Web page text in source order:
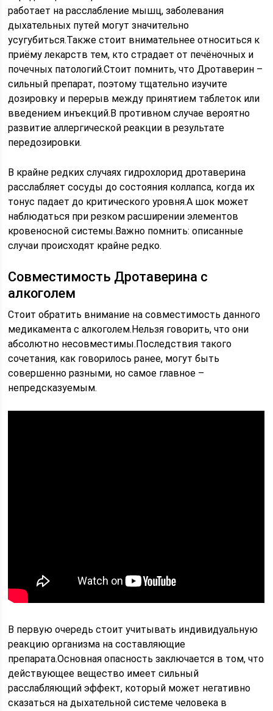
работает на расслабление мышц, заболевания
дыхательных путей могут значительно
усугубиться.Также стоит внимательнее относиться к
приёму лекарств тем, кто страдает от печёночных и
почечных патологий.Стоит помнить, что Дротаверин –
сильный препарат, поэтому тщательно изучите
дозировку и перерыв между принятием таблеток или
введением инъекций.В противном случае вероятно
развитие аллергической реакции в результате
передозировки.
В крайне редких случаях гидрохлорид дротаверина
расслабляет сосуды до состояния коллапса, когда их
тонус падает до критического уровня.А шок может
наблюдаться при резком расширении элементов
кровеносной системы.Важно помнить: описанные
случаи происходят крайне редко.
Совместимость Дротаверина с
алкоголем
Стоит обратить внимание на совместимость данного
медикамента с алкоголем.Нельзя говорить, что они
абсолютно несовместимы.Последствия такого
сочетания, как говорилось ранее, могут быть
совершенно разными, но самое главное –
непредсказуемым.
В первую очередь стоит учитывать индивидуальную
реакцию организма на составляющие
препарата.Основная опасность заключается в том, что
действующее вещество имеет сильный
расслабляющий эффект, который может негативно
сказаться на дыхательной системе человека в